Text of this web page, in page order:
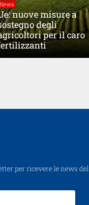
News
nuove misure a
degli
per il caro
per ricevere le news del